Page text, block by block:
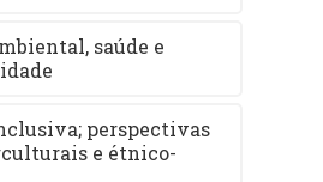
saúde e
perspectivas
e étnico-